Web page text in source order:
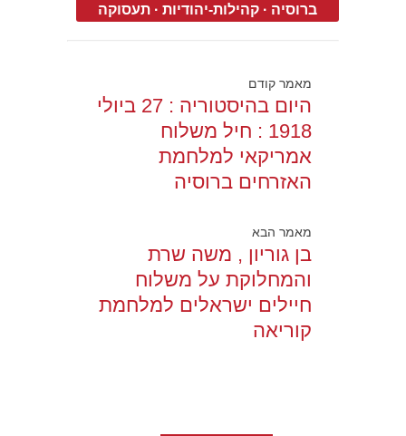
ברוסיה · קהילות-יהודיות · תעסוקה
מאמר קודם
היום בהיסטוריה : 27 ביולי
1918 : חיל משלוח
אמריקאי למלחמת
האזרחים ברוסיה
מאמר הבא
בן גוריון , משה שרת
והמחלוקת על משלוח
חיילים ישראלים למלחמת
קוריאה